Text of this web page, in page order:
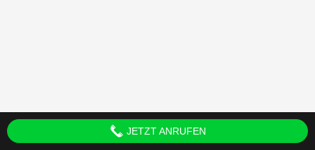
JETZT ANRUFEN